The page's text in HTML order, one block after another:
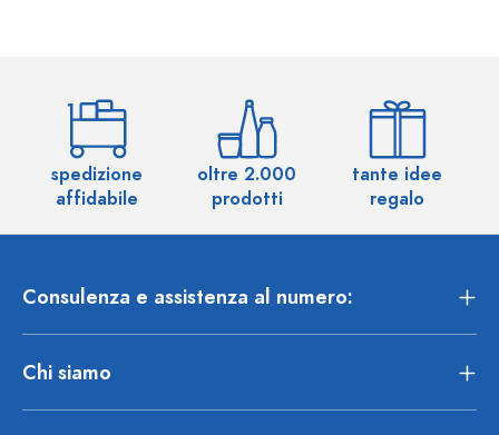
spedizione
affidabile
oltre 2.000
prodotti
tante idee
regalo
Consulenza e assistenza al numero:
Chi siamo